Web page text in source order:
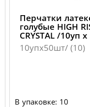
Перчатки
голубые HIGH
CRYSTAL /10уп
10упх50шт/ (10)
В упаковке: 10